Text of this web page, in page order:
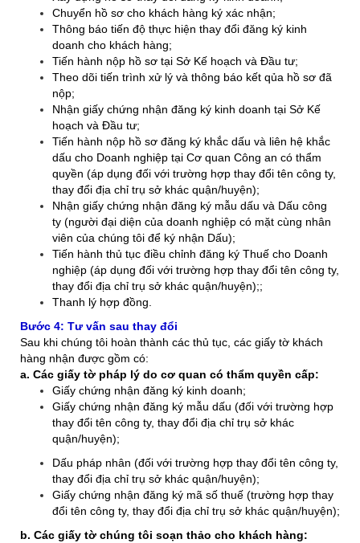
Chuyển hồ sơ cho khách hàng ký xác nhận;
Thông báo tiến độ thực hiện thay đổi đăng ký kinh
doanh cho khách hàng;
Tiến hành nộp hồ sơ tại Sở Kế hoạch và Đầu tư;
Theo dõi tiến trình xử lý và thông báo kết qủa hồ sơ đã
nộp;
Nhận giấy chứng nhận đăng ký kinh doanh tại Sở Kế
hoạch và Đầu tư;
Tiến hành nộp hồ sơ đăng ký khắc dấu và liên hệ khắc
dấu cho Doanh nghiệp tại Cơ quan Công an có thẩm
quyền (áp dụng đối với trường hợp thay đổi tên công ty,
thay đổi địa chỉ trụ sở khác quận/huyện);
Nhận giấy chứng nhận đăng ký mẫu dấu và Dấu công
ty (người đại diện của doanh nghiệp có mặt cùng nhân
viên của chúng tôi để ký nhận Dấu);
Tiến hành thủ tục điều chỉnh đăng ký Thuế cho Doanh
nghiệp (áp dụng đối với trường hợp thay đổi tên công ty,
thay đổi địa chỉ trụ sở khác quận/huyện);;
Thanh lý hợp đồng.
Bước 4: Tư vấn sau thay đổi
Sau khi chúng tôi hoàn thành các thủ tục, các giấy tờ khách
hàng nhận được gồm có:
a. Các giấy tờ pháp lý do cơ quan có thẩm quyền cấp:
Giấy chứng nhận đăng ký kinh doanh;
Giấy chứng nhận đăng ký mẫu dấu (đối với trường hợp
thay đổi tên công ty, thay đổi địa chỉ trụ sở khác
quận/huyện);
Dấu pháp nhân (đối với trường hợp thay đổi tên công ty,
thay đổi địa chỉ trụ sở khác quận/huyện);
Giấy chứng nhận đăng ký mã số thuế (trường hợp thay
đổi tên công ty, thay đổi địa chỉ trụ sở khác quận/huyện);
b. Các giấy tờ chúng tôi soạn thảo cho khách hàng: